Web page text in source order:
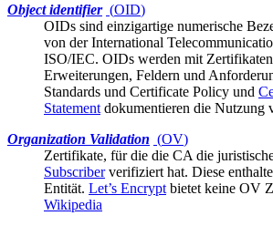
Object identifier (OID)
OIDs sind einzigartige numerische
von der International
ISO/IEC. OIDs werden mit
Erweiterungen, Feldern und
Standards und Certificate Policy und
Statement dokumentieren die Nutzung
Organization Validation (OV)
Zertifikate, für die die CA die
Subscriberverifiziert hat. Diese
Entität. Let’s Encrypt bietet keine OV
Wikipedia